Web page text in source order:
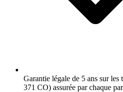
Garantie légale de 5 ans sur
371 CO) assurée par chaque